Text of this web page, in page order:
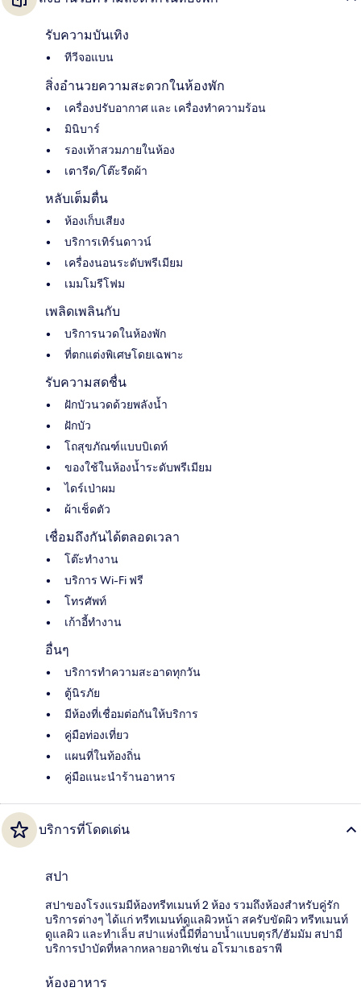
รับความบันเทิง
ทีวีจอแบน
สิ่งอำนวยความสะดวกในห้องพัก
เครื่องปรับอากาศ และ เครื่องทำความร้อน
มินิบาร์
รองเท้าสวมภายในห้อง
เตารีด/โต๊ะรีดผ้า
หลับเต็มตื่น
ห้องเก็บเสียง
บริการเทิร์นดาวน์
เครื่องนอนระดับพรีเมียม
เมมโมรีโฟม
เพลิดเพลินกับ
บริการนวดในห้องพัก
ที่ตกแต่งพิเศษโดยเฉพาะ
รับความสดชื่น
ฝักบัวนวดด้วยพลังน้ำ
ฝักบัว
โถสุขภัณฑ์แบบบิเดท์
ของใช้ในห้องน้ำระดับพรีเมียม
ไดร์เป่าผม
ผ้าเช็ดตัว
เชื่อมถึงกันได้ตลอดเวลา
โต๊ะทำงาน
บริการ Wi-Fi ฟรี
โทรศัพท์
เก้าอี้ทำงาน
อื่นๆ
บริการทำความสะอาดทุกวัน
ตู้นิรภัย
มีห้องที่เชื่อมต่อกันให้บริการ
คู่มือท่องเที่ยว
แผนที่ในท้องถิ่น
คู่มือแนะนำร้านอาหาร
บริการที่โดดเด่น
สปา
สปาของโรงแรมมีห้องทรีทเมนท์ 2 ห้อง รวมถึงห้องสำหรับคู่รัก
บริการต่างๆ ได้แก่ ทรีทเมนท์ดูแลผิวหน้า สครับขัดผิว ทรีทเมนท์
ดูแลผิว และทำเล็บ สปาแห่งนี้มีที่อาบน้ำแบบตุรกี/ฮัมมัม สปามี
บริการบำบัดที่หลากหลายอาทิเช่น อโรมาเธอราพี
ห้องอาหาร